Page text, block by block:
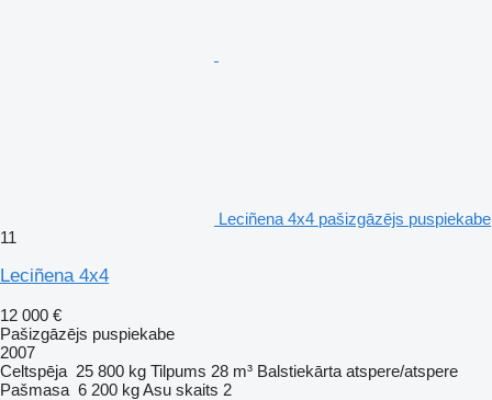
Leciñena 4x4 pašizgāzējs puspiekabe
11
Leciñena 4x4
12 000 €
Pašizgāzējs puspiekabe
2007
Celtspēja 25 800 kg Tilpums 28 m³ Balstiekārta atspere/atspere
Pašmasa 6 200 kgAsu skaits 2